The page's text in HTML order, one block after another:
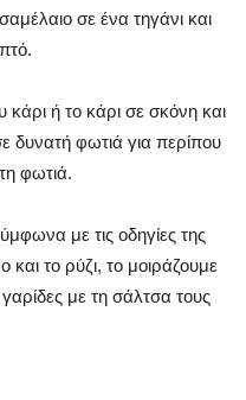
σε ένα τηγάνι και
ή το κάρι σε σκόνη και
δυνατή φωτιά για περίπου
φωτιά.
με τις οδηγίες της
και το ρύζι, το μοιράζουμε
με τη σάλτσα τους